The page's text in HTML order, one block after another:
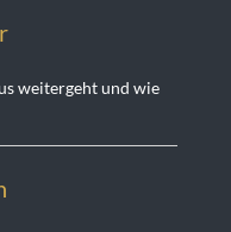
weitergeht und wie